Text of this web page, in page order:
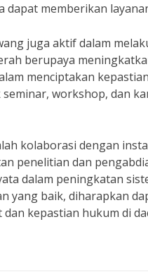
dapat memberikan
juga aktif dalam
berupaya
menciptakan
workshop, dan
kolaborasi dengan
penelitian dan
dalam peningkatan
yang baik, diharapkan
kepastian hukum di